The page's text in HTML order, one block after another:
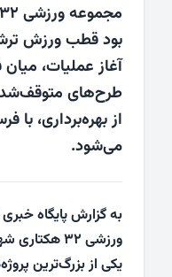
بود قطب ورزش
آغاز عملیات،
طرح‌های
از بهره‌برداری، با
می‌شود.
به گزارش پایگاه
ورزشی ۳۲
یکی از بزرگ‌ترین